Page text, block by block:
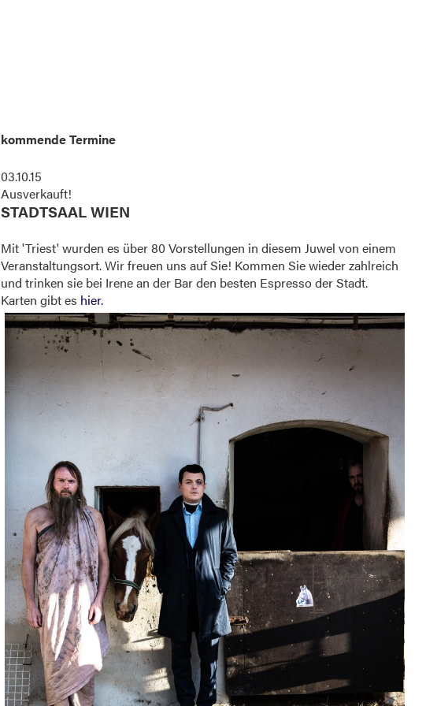
kommende Termine
03.10.15
Ausverkauft!
STADTSAAL WIEN
Mit 'Triest' wurden es über 80 Vorstellungen in diesem Juwel von einem
Veranstaltungsort. Wir freuen uns auf Sie! Kommen Sie wieder zahlreich
und trinken sie bei Irene an der Bar den besten Espresso der Stadt.
Karten gibt es hier.